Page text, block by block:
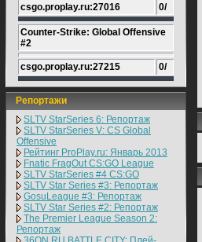
csgo.proplay.ru:27016 0/
Counter-Strike: Global Offensive
#2
csgo.proplay.ru:27215 0/
Репортажи
SLTV StarSeries 6: Репортаж
SLTV StarSeries V: CS Global
Offensive
Рейтинг ProPlay.ru: Январь 2013
Fnatic FragOut CS:GO League
SLTV StarSeries #4 CS:GO
SLTV Star Series #3: Репортаж
GosuLeague #3: Репортаж
SLTV Star Series #2: Репортаж
The Premier League Season 2:
Репортаж